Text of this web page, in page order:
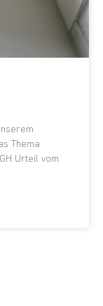
Thema
Urteil vom